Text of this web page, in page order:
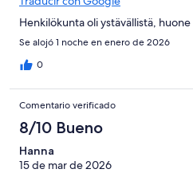
Henkilökunta oli ystävällistä,
Se alojó 1 noche en enero de 2026
0
Comentario verificado
8/10 Bueno
Hanna
15 de mar de 2026